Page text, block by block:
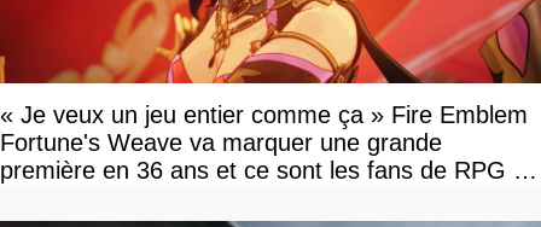
« Je veux un jeu entier comme ça » Fire Emblem
Fortune's Weave va marquer une grande
première en 36 ans et ce sont les fans de RPG en